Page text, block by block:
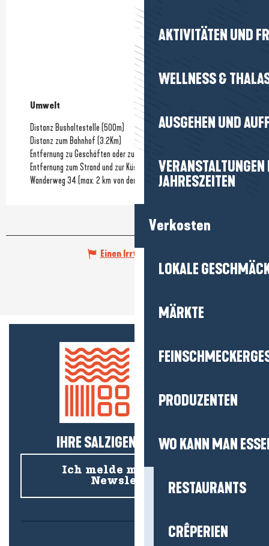
AKTIVITÄTEN UND
WELLNESS &
AUSGEHEN UND
JAHRESZEITEN
Verkosten
LOKALE
MÄRKTE
PRODUZENTEN
WO KANN MAN
RESTAURANTS
CRÊPERIEN
Umwelt
Umwelt
Distanz Bushaltestelle (500m)
Distanz zum Bahnhof (3.2Km)
Entfernung zu Geschäften oder zum Stadtzentrum
Entfernung zum Strand und zur Küste
Wanderweg 34 (max. 2 km von der Strecke entfernt)
Einen Irrtum angeben
IHRE SALZIGEN NEUIGKEITEN!
Ich melde mich für den
Newsletter an